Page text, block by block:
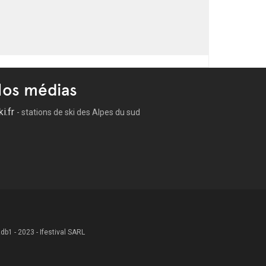
médias
- stations de ski des Alpes du sud
- 2023 - Ifestival SARL